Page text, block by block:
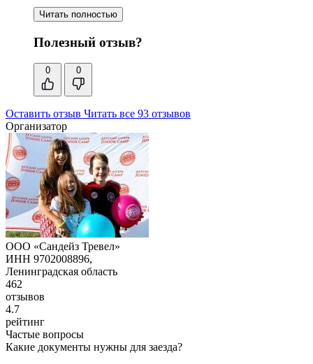
Читать полностью
Полезный отзыв?
0 0
Оставить отзыв Читать все 93 отзывов
Организатор
ООО «Сандейз Тревел»
ИНН 9702008896,
Ленинградская область
462
отзывов
4.7
рейтинг
Частые вопросы
Какие документы нужны для заезда?